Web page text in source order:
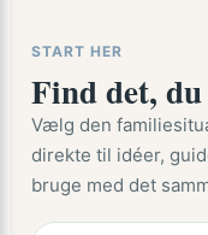
START HER
Find det,
Vælg den
direkte til idéer,
bruge med det